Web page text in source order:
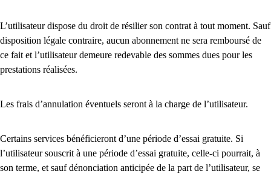
L’utilisateur dispose du droit de résilier son contrat à tout moment. Sauf
disposition légale contraire, aucun abonnement ne sera remboursé de
ce fait et l’utilisateur demeure redevable des sommes dues pour les
prestations réalisées.
Les frais d’annulation éventuels seront à la charge de l’utilisateur.
Certains services bénéficieront d’une période d’essai gratuite. Si
l’utilisateur souscrit à une période d’essai gratuite, celle-ci pourrait, à
son terme, et sauf dénonciation anticipée de la part de l’utilisateur, se